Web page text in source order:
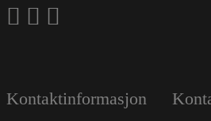
Kontaktinformasjon